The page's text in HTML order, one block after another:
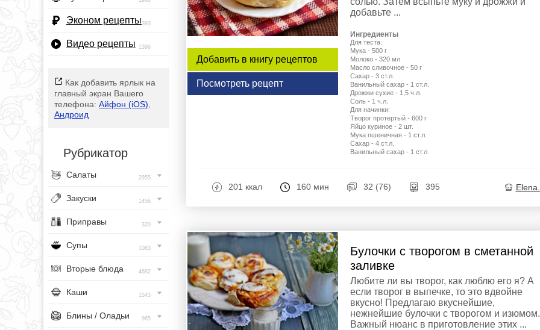
Эконом рецепты393
Видео рецепты 1396
Как добавить ярлык на
главный экран Вашего
телефона: Айфон (iOS)
Андроид
Рубрикатор
Салаты 2955
Закуски 1456
Приправы 320
Супы 1083
Вторые блюда 4682
Каши 1543
Блины / Оладьи 965
Добавить в книгу рецептов
Посмотреть рецепт
добавьте ...
Ингредиенты
Для теста:
Мука - 500 г
Молоко - 320 мл
Масло сливочное - 50 г
Сахар - 3 ст.л.
Ванильный сахар - 1 ст.л.
Дрожжи сухие - 1,5 ч.л.
Соль - 1 ч.л.
Для начинки:
Творог протертый - 600 г
Яйцо куриное - 2 шт.
Мука пшеничная - 1 ст.л.
Сахар - 4 ст.л.
Ванильный сахар - 1 ст.л.
201 ккал 160 мин 32 (76) 395
Булочки с творогом в сметанной
заливке
Любите ли вы творог, как люблю его я? А
если творог в выпечке, то это вдвойне
вкусно! Предлагаю вкуснейшие,
нежнейшие булочки с творогом и изюмом.
Важный нюанс в приготовление этих ...